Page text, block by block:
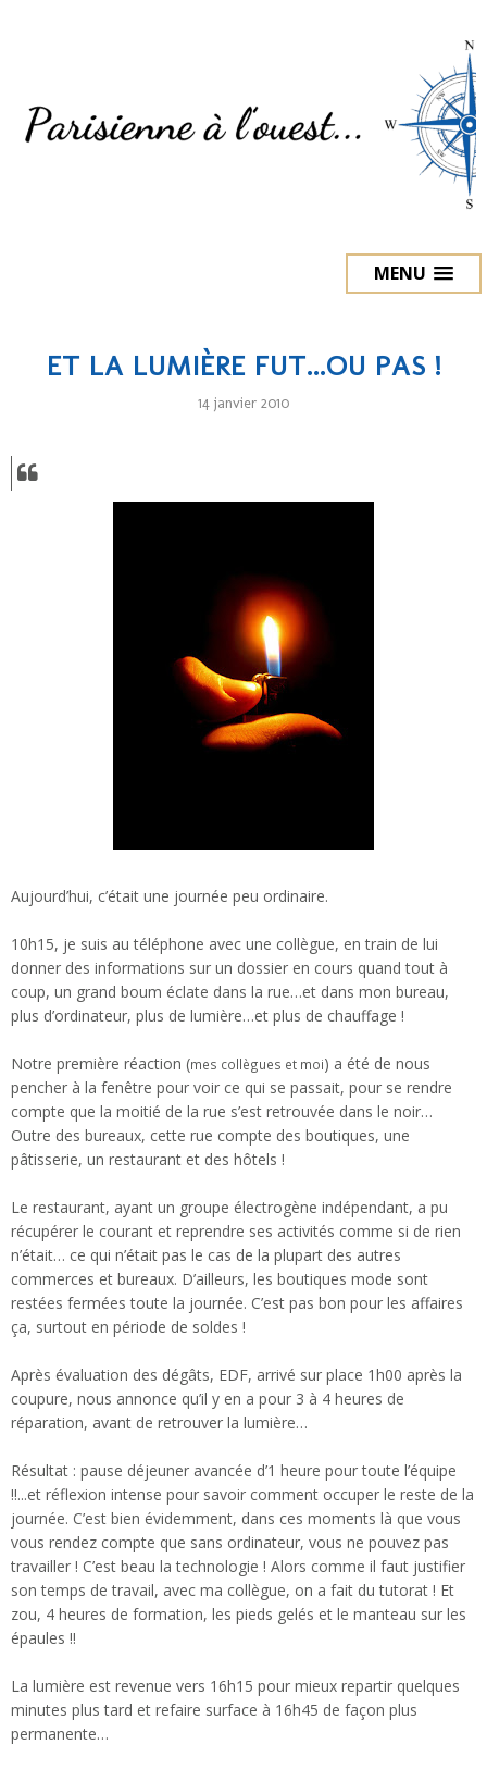
MENU
ET LA LUMIÈRE FUT...OU PAS !
14 janvier 2010
Aujourd’hui, c’était une journée peu ordinaire.
10h15, je suis au téléphone avec une collègue, en train de lui
donner des informations sur un dossier en cours quand tout à
coup, un grand boum éclate dans la rue…et dans mon bureau,
plus d’ordinateur, plus de lumière…et plus de chauffage !
Notre première réaction (mes collègues et moi) a été de nous
pencher à la fenêtre pour voir ce qui se passait, pour se rendre
compte que la moitié de la rue s’est retrouvée dans le noir…
Outre des bureaux, cette rue compte des boutiques, une
pâtisserie, un restaurant et des hôtels !
Le restaurant, ayant un groupe électrogène indépendant, a pu
récupérer le courant et reprendre ses activités comme si de rien
n’était… ce qui n’était pas le cas de la plupart des autres
commerces et bureaux. D’ailleurs, les boutiques mode sont
restées fermées toute la journée. C’est pas bon pour les affaires
ça, surtout en période de soldes !
Après évaluation des dégâts, EDF, arrivé sur place 1h00 après la
coupure, nous annonce qu’il y en a pour 3 à 4 heures de
réparation, avant de retrouver la lumière…
Résultat : pause déjeuner avancée d’1 heure pour toute l’équipe
!!...et réflexion intense pour savoir comment occuper le reste de la
journée. C’est bien évidemment, dans ces moments là que vous
vous rendez compte que sans ordinateur, vous ne pouvez pas
travailler ! C’est beau la technologie ! Alors comme il faut justifier
son temps de travail, avec ma collègue, on a fait du tutorat ! Et
zou, 4 heures de formation, les pieds gelés et le manteau sur les
épaules !!
La lumière est revenue vers 16h15 pour mieux repartir quelques
minutes plus tard et refaire surface à 16h45 de façon plus
permanente…